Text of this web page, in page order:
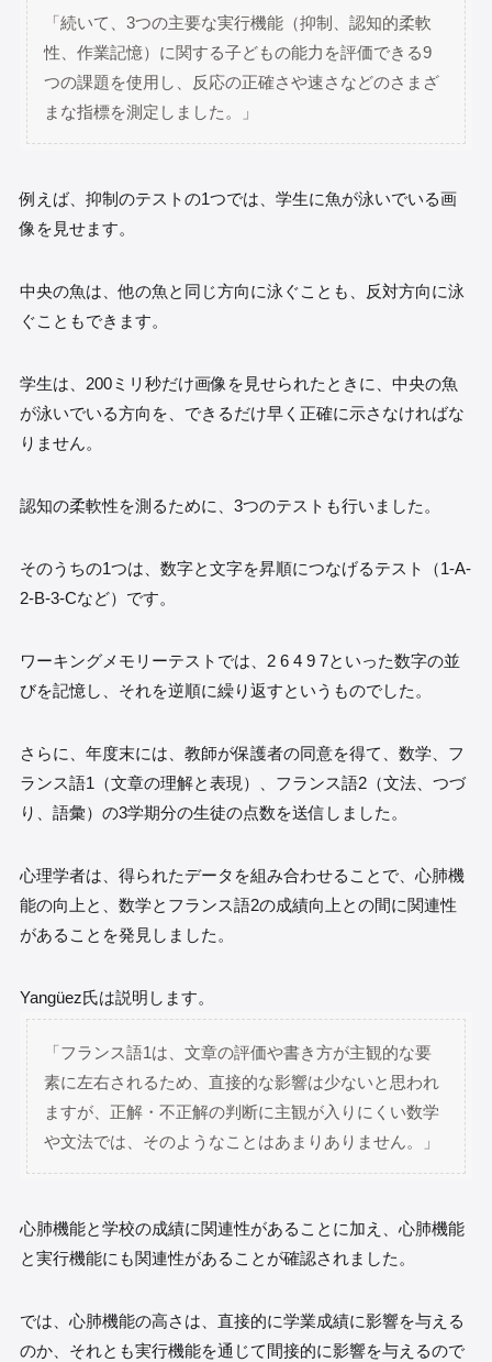
「続いて、3つの主要な実行機能（抑制、認知的柔軟
性、作業記憶）に関する子どもの能力を評価できる9
つの課題を使用し、反応の正確さや速さなどのさまざ
まな指標を測定しました。」
例えば、抑制のテストの1つでは、学生に魚が泳いでいる画
像を見せます。
中央の魚は、他の魚と同じ方向に泳ぐことも、反対方向に泳
ぐこともできます。
学生は、200ミリ秒だけ画像を見せられたときに、中央の魚
が泳いでいる方向を、できるだけ早く正確に示さなければな
りません。
認知の柔軟性を測るために、3つのテストも行いました。
そのうちの1つは、数字と文字を昇順につなげるテスト（1-A-
2-B-3-Cなど）です。
ワーキングメモリーテストでは、2 6 4 9 7といった数字の並
びを記憶し、それを逆順に繰り返すというものでした。
さらに、年度末には、教師が保護者の同意を得て、数学、フ
ランス語1（文章の理解と表現）、フランス語2（文法、つづ
り、語彙）の3学期分の生徒の点数を送信しました。
心理学者は、得られたデータを組み合わせることで、心肺機
能の向上と、数学とフランス語2の成績向上との間に関連性
があることを発見しました。
Yangüez氏は説明します。
「フランス語1は、文章の評価や書き方が主観的な要
素に左右されるため、直接的な影響は少ないと思われ
ますが、正解・不正解の判断に主観が入りにくい数学
や文法では、そのようなことはあまりありません。」
心肺機能と学校の成績に関連性があることに加え、心肺機能
と実行機能にも関連性があることが確認されました。
では、心肺機能の高さは、直接的に学業成績に影響を与える
のか、それとも実行機能を通じて間接的に影響を与えるので